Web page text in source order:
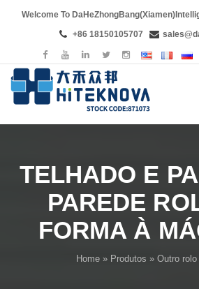
Welcome To
+86 18150105707
TELHADO E
PAREDE
FORMA À
Home» Produtos » Outro rolo